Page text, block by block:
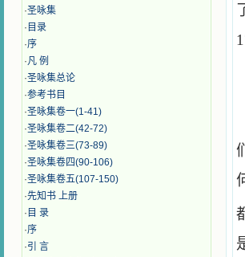
·圣咏集
· 目录
·序
·凡 例
·圣咏集总论
·参考书目
·圣咏集卷一(1-41)
·圣咏集卷二(42-72)
·圣咏集卷三(73-89)
·圣咏集卷四(90-106)
·圣咏集卷五(107-150)
·先知书 上册
· 目 录
·序
·引 言